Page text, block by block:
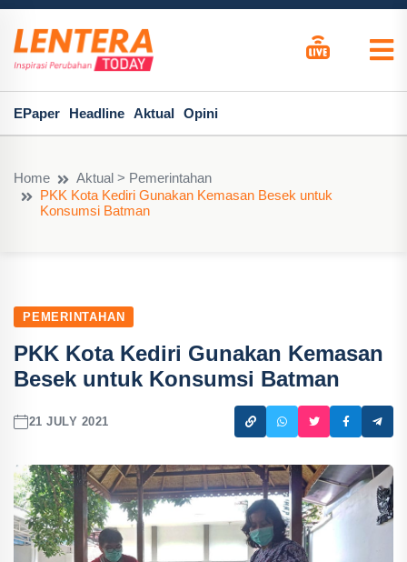
EPaper Headline Aktual Opini
Home
Aktual > Pemerintahan
PKK Kota Kediri Gunakan Kemasan Besek untuk
Konsumsi Batman
PEMERINTAHAN
PKK Kota Kediri Gunakan Kemasan
Besek untuk Konsumsi Batman
21 JULY 2021